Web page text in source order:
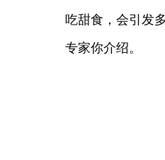
吃甜食，会引发
专家你介绍。